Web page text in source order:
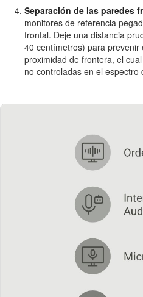
Separación de las paredes
monitores de referencia
frontal. Deje una distancia
40 centímetros) para prevenir
proximidad de frontera, el
no controladas en el espectro